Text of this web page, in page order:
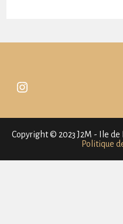
Instagram
Copyright © 2023 J2M - Ile de
Politique